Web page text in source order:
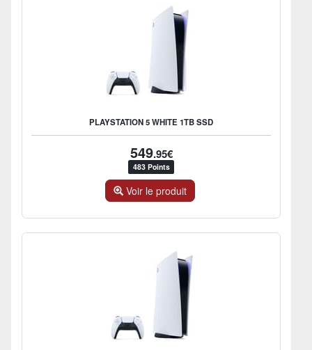
PLAYSTATION 5 WHITE 1TB SSD
549.95€
483 Points
Voir le produit